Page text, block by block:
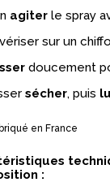
agiterle spray
sur un
doucement
sécher, puis
en France
: